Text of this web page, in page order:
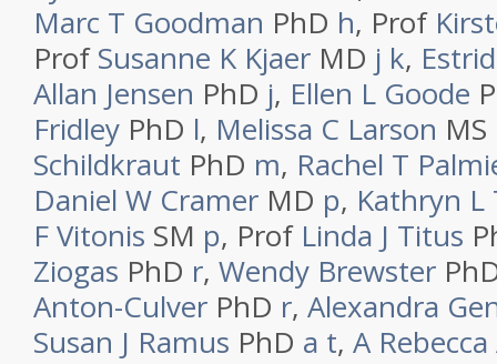
Marc T Goodman PhD h, Prof
ProfSusanne K Kjaer MD j k,
Allan Jensen PhD j, Ellen L Goode
Fridley PhD l, Melissa C Larson MS
Schildkraut PhD m, Rachel T
Daniel W Cramer MD p, Kathryn L
F Vitonis SM p, Prof Linda J Titus
Ziogas PhD r, Wendy Brewster
Anton-Culver PhD r, Alexandra
Susan J Ramus PhD a t, A